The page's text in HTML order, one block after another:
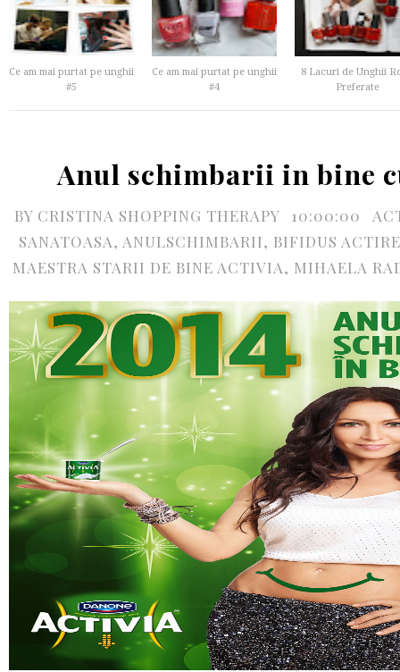
Ce am mai purtat pe unghii
#5
Ce am mai purtat pe unghii
#4
8 Lacuri de Unghii
Preferate
Anul schimbarii in bine
BY CRISTINA SHOPPING THERAPY 10:00:00
SANATOASA, ANULSCHIMBARII, BIFIDUS
MAESTRA STARII DE BINE ACTIVIA, MIHAELA